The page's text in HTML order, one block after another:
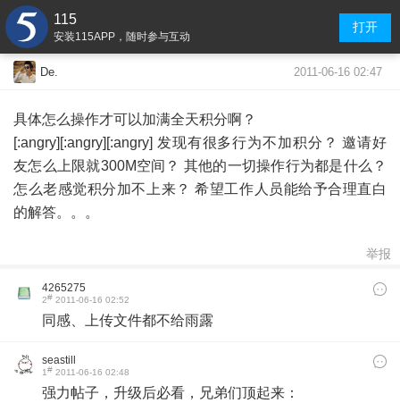
115
安装115APP，随时参与互动
打开
De. 2011-06-16 02:47
具体怎么操作才可以加满全天积分啊？
[:angry][:angry][:angry] 发现有很多行为不加积分？ 邀请好
友怎么上限就300M空间？ 其他的一切操作行为都是什么？
怎么老感觉积分加不上来？ 希望工作人员能给予合理直白
的解答。。。
举报
4265275
2# 2011-06-16 02:52
同感、上传文件都不给雨露
seastill
1# 2011-06-16 02:48
强力帖子，升级后必看，兄弟们顶起来：